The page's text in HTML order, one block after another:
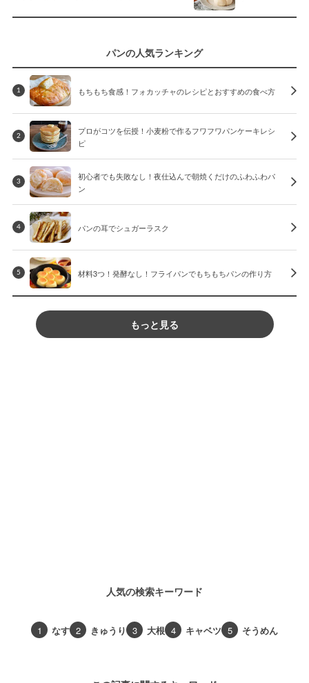
パンの人気ランキング
1 もちもち食感！フォカッチャのレシピとおすすめの食べ方
2
プロがコツを伝授！小麦粉で作るフワフワパンケーキレシ
ピ
3
初心者でも失敗なし！夜仕込んで朝焼くだけのふわふわパ
ン
4 パンの耳でシュガーラスク
5 材料3つ！発酵なし！フライパンでもちもちパンの作り方
もっと見る
人気の検索キーワード
1 なす 2 きゅうり 3 大根 4 キャベツ 5 そうめん